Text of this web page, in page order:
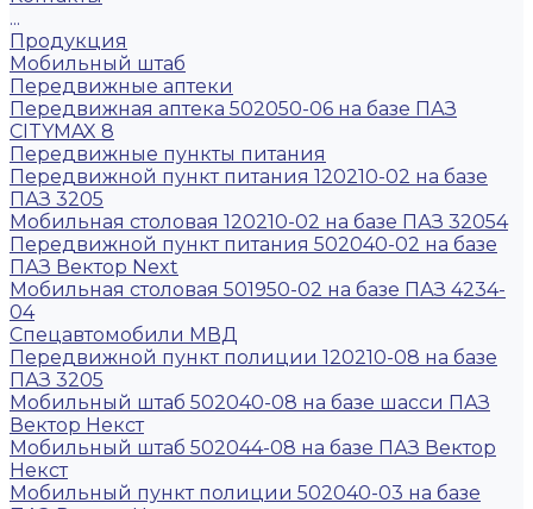
...
Продукция
Мобильный штаб
Передвижные аптеки
Передвижная аптека 502050-06 на базе ПАЗ
CITYMAX 8
Передвижные пункты питания
Передвижной пункт питания 120210-02 на базе
ПАЗ 3205
Мобильная столовая 120210-02 на базе ПАЗ 32054
Передвижной пункт питания 502040-02 на базе
ПАЗ Вектор Next
Мобильная столовая 501950-02 на базе ПАЗ 4234-
04
Спецавтомобили МВД
Передвижной пункт полиции 120210-08 на базе
ПАЗ 3205
Мобильный штаб 502040-08 на базе шасси ПАЗ
Вектор Некст
Мобильный штаб 502044-08 на базе ПАЗ Вектор
Некст
Мобильный пункт полиции 502040-03 на базе